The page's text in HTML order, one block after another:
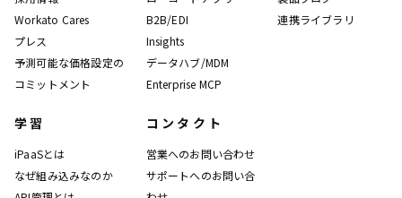
Workato Cares
プレス
予測可能な価格設定の
コミットメント
B2B/EDI
Insights
データハブ/MDM
Enterprise MCP
連携ライブラリ
学習
iPaaSとは
なぜ組み込みなのか
コンタクト
営業へのお問い合わせ
サポートへのお問い合